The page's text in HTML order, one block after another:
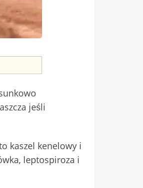
jeśli
kaszel kenelowy i
leptospiroza i